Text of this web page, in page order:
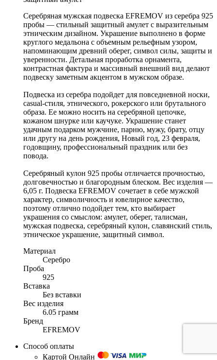
Серебряная мужская подвеска EFREMOV из серебра 925
пробы — стильный защитный амулет с выразительным
этническим дизайном. Украшение выполнено в форме
круглого медальона с объемным рельефным узором,
напоминающим древний оберег, символ силы, защиты и
уверенности. Детальная проработка орнамента,
контрастная фактура и массивный внешний вид делают
подвеску заметным акцентом в мужском образе.
Подвеска из серебра подойдет для повседневной носки,
casual-стиля, этнического, рокерского или брутального
образа. Ее можно носить на серебряной цепочке,
кожаном шнурке или каучуке. Украшение станет
удачным подарком мужчине, парню, мужу, брату, отцу
или другу на день рождения, Новый год, 23 февраля,
годовщину, профессиональный праздник или без
повода.
Серебряный кулон 925 пробы отличается прочностью,
долговечностью и благородным блеском. Вес изделия —
6,05 г. Подвеска EFREMOV сочетает в себе мужской
характер, символичность и ювелирное качество,
поэтому отлично подойдет тем, кто выбирает
украшения со смыслом: амулет, оберег, талисман,
мужская подвеска, серебряный кулон, славянский стиль,
этническое украшение, защитный символ.
Материал
Серебро
Проба
925
Вставка
Без вставки
Вес изделия
6.05 грамм
Бренд
EFREMOV
Способ оплаты
Картой Онлайн